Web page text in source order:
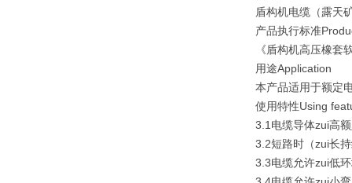
盾构机电缆（露天
产品执行标准
《盾构机高压橡套
用途Application
本产品适用于额定
使用特性Using
3.1电缆导体zui高
3.2短路时（zui长
3.3电缆允许zui低